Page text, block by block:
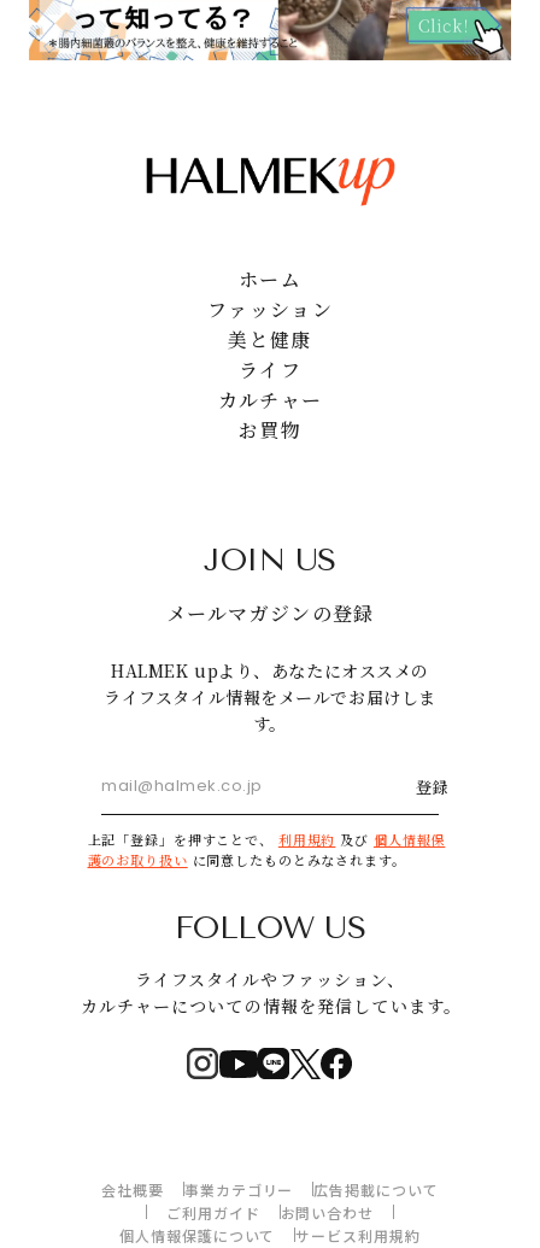
ホーム
ファッション
美と健康
ライフ
カルチャー
お買物
JOIN US
メールマガジンの登録
HALMEK upより、あなたにオススメの
ライフスタイル情報をメールでお届けしま
す。
登録
上記「登録」を押すことで、 利用規約 及び 個人情報保
護のお取り扱い に同意したものとみなされます。
FOLLOW US
ライフスタイルやファッション、
カルチャーについての情報を発信しています。
会社概要 事業カテゴリー
広告掲載について
ご利用ガイド
お問い合わせ
個人情報保護について
サービス利用規約